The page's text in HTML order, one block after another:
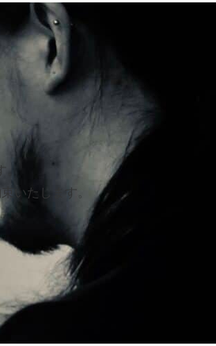
いたします。